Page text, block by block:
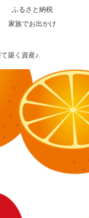
ふるさと納税
家族でお出かけ
築く資産♪.